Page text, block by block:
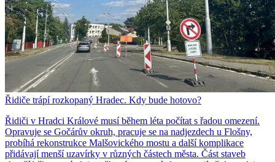
Řidiče trápí rozkopaný Hradec. Kdy bude hotovo?
Řidiči v Hradci Králové musí během léta počítat s řadou omezení.
Opravuje se Gočárův okruh, pracuje se na nadjezdech u Flošny,
probíhá rekonstrukce Malšovického mostu a další komplikace
přidávají menší uzavírky v různých částech města. Část staveb